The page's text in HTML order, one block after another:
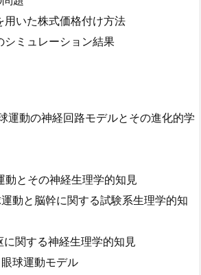
用いた株式価格付け方法
シミュレーション結果
運動の神経回路モデルとその進化的学
動とその神経生理学的知見
動と脳幹に関する試験系生理学的知
関する神経生理学的知見
球運動モデル